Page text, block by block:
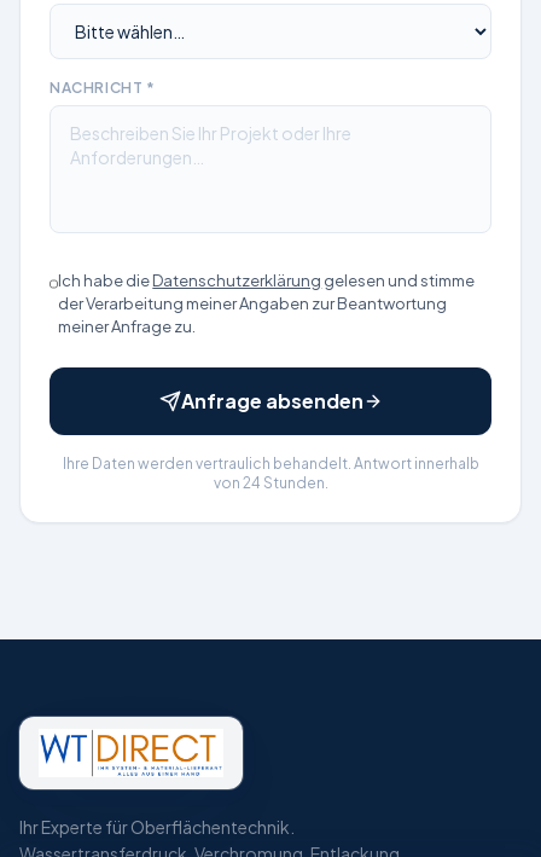
NACHRICHT *
Ich habe dieDatenschutzerklärung gelesen und stimme
der Verarbeitung meiner Angaben zur Beantwortung
meiner Anfrage zu.
Anfrage absenden
Ihre Daten werden vertraulich behandelt. Antwort innerhalb
von 24 Stunden.
Ihr Experte für Oberflächentechnik.